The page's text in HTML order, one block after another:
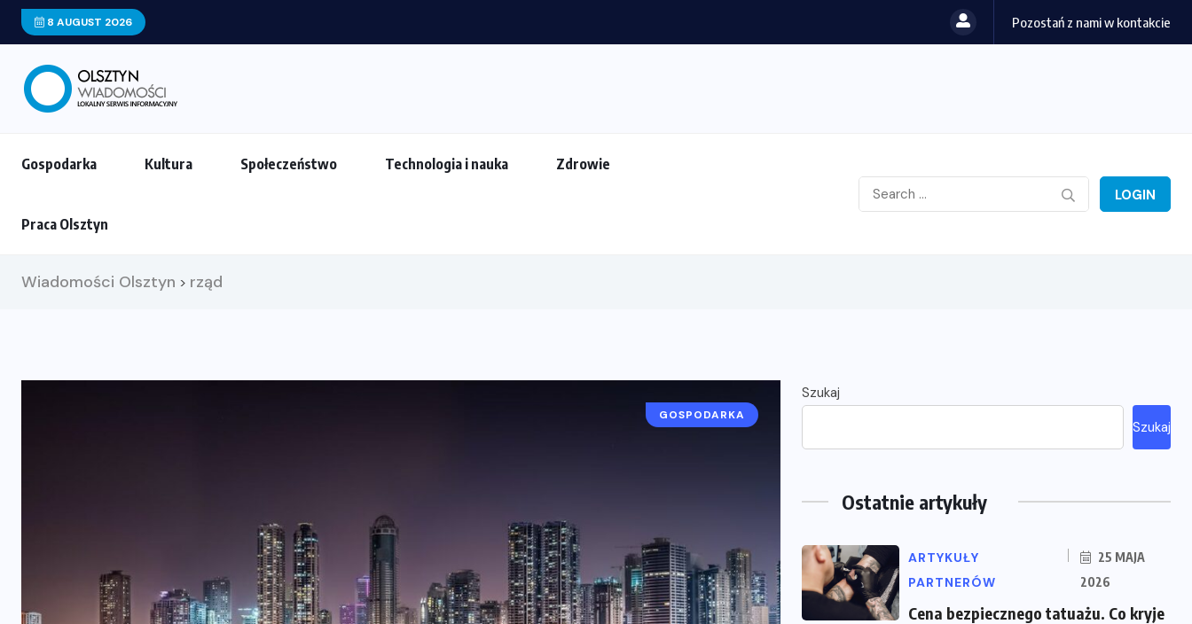
8 AUGUST 2026 Dobre logo to inwestycja, nie wydatek. Przewodnik dla...
Pozostań z nami w kontakcie
Gospodarka Kultura Społeczeństwo Technologia i nauka Zdrowie
Praca Olsztyn
LOGIN
Wiadomości Olsztyn > rząd
GOSPODARKA
Szukaj
Szukaj
Ostatnie artykuły
ARTYKUŁY
PARTNERÓW
25 MAJA
2026
Cena bezpiecznego tatuażu. Co kryje